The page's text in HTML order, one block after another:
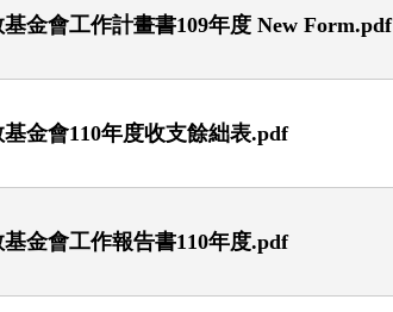
金會工作計畫書109年度 New Form.pdf
金會110年度收支餘絀表.pdf
金會工作報告書110年度.pdf